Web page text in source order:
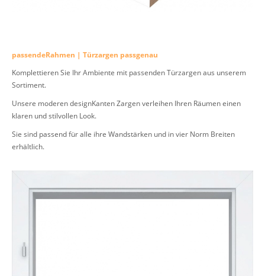
passendeRahmen | Türzargen passgenau
Komplettieren Sie Ihr Ambiente mit passenden Türzargen aus unserem
Sortiment.
Unsere moderen designKanten Zargen verleihen Ihren Räumen einen
klaren und stilvollen Look.
Sie sind passend für alle ihre Wandstärken und in vier Norm Breiten
erhältlich.